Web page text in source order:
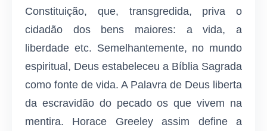
Constituição, que, transgredida, priva o
cidadão dos bens maiores: a vida, a
liberdade etc. Semelhantemente, no mundo
espiritual, Deus estabeleceu a Bíblia Sagrada
como fonte de vida. A Palavra de Deus liberta
da escravidão do pecado os que vivem na
mentira. Horace Greeley assim define a